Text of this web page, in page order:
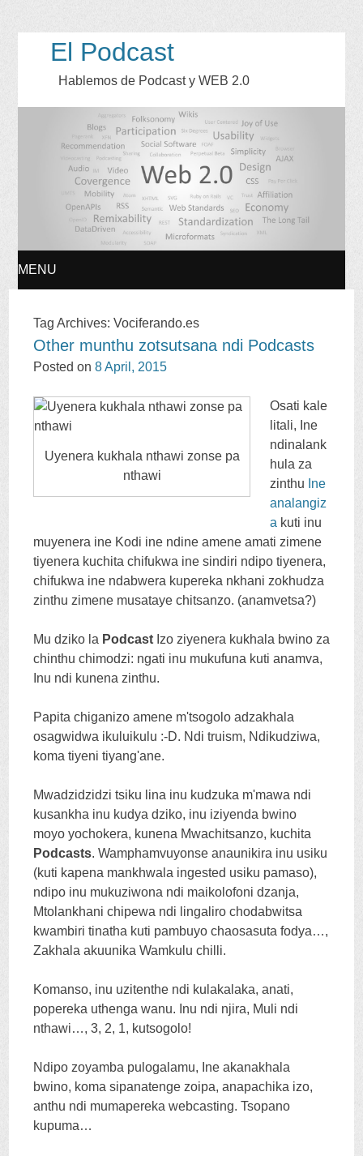
El Podcast
Hablemos de Podcast y WEB 2.0
MENU
TO
Tag Archives:Vociferando.es
Other munthu zotsutsana ndi Podcasts
Posted on 8April , 2015
Uyenera kukhala nthawi zonse pa
nthawi
Osati kale
litali, Ine
ndinalank
hula za
zinthu Ine
analangiz
a kuti inu
muyenera ine Kodi ine ndine amene amati zimene
tiyenera kuchita chifukwa ine sindiri ndipo tiyenera,
chifukwa ine ndabwera kupereka nkhani zokhudza
zinthu zimene musataye chitsanzo. (anamvetsa?)
Mu dziko la Podcast Izo ziyenera kukhala bwino za
chinthu chimodzi: ngati inu mukufuna kuti anamva,
Inu ndi kunena zinthu.
Papita chiganizo amene m'tsogolo adzakhala
osagwidwa ikuluikulu :-D. Ndi truism, Ndikudziwa,
koma tiyeni tiyang'ane.
Mwadzidzidzi tsiku lina inu kudzuka m'mawa ndi
kusankha inu kudya dziko, inu iziyenda bwino
moyo yochokera, kunena Mwachitsanzo, kuchita
Podcasts. Wamphamvuyonse anaunikira inu usiku
(kuti kapena mankhwala ingested usiku pamaso),
ndipo inu mukuziwona ndi maikolofoni dzanja,
Mtolankhani chipewa ndi lingaliro chodabwitsa
kwambiri tinatha kuti pambuyo chaosasuta fodya…,
Zakhala akuunika Wamkulu chilli.
Komanso, inu uzitenthe ndi kulakalaka, anati,
popereka uthenga wanu. Inu ndi njira, Muli ndi
nthawi…, 3, 2, 1, kutsogolo!
Ndipo zoyamba pulogalamu, Ine akanakhala
bwino, koma sipanatenge zoipa, anapachika izo,
anthu ndi mumapereka webcasting. Tsopano
kupuma…